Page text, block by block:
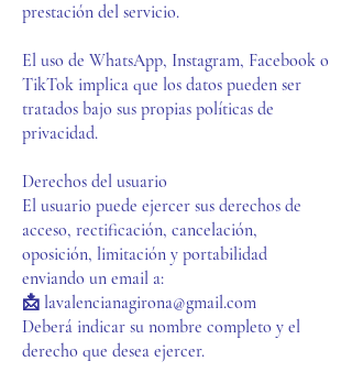
prestación del servicio.
El uso de WhatsApp, Instagram, Facebook o
TikTok implica que los datos pueden ser
tratados bajo sus propias políticas de
privacidad.
Derechos del usuario
El usuario puede ejercer sus derechos de
acceso, rectificación, cancelación,
oposición, limitación y portabilidad
enviando un email a:
📩 lavalencianagirona@gmail.com
Deberá indicar su nombre completo y el
derecho que desea ejercer.